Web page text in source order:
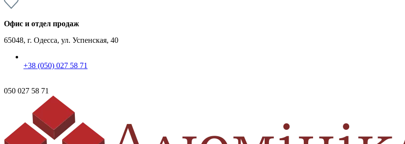
Офис и отдел продаж
65048, г. Одесса, ул. Успенская, 40
+38 (050) 027 58 71
050 027 58 71